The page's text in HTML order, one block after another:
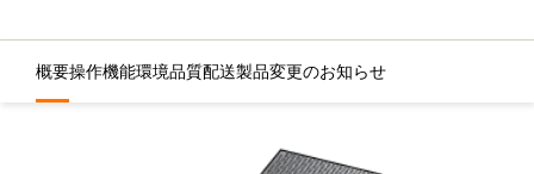
概要操作機能環境品質配送製品変更のお知らせ